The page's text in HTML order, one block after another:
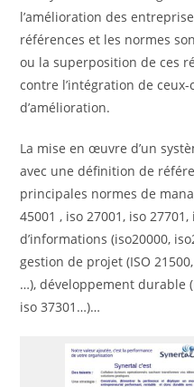
l’amélioration des
références et les normes
ou la superposition de ces
contre l’intégration de
d’amélioration.
La mise en œuvre d’un
avec une définition de
principales normes de
45001 , iso 27001, iso
d’informations (iso20000,
gestion de projet (ISO
…), développement durable
iso 37301…)…